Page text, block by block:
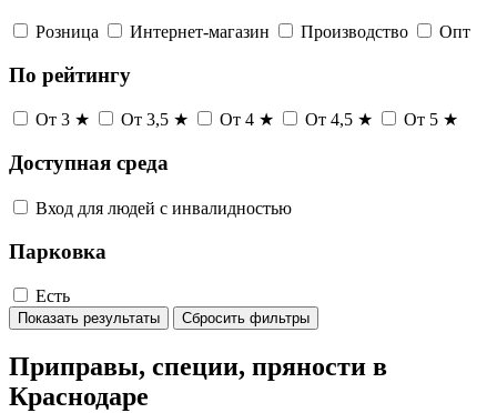
Розница Интернет-магазин Производство Опт
По рейтингу
От 3 ★ От 3,5 ★ От 4 ★ От 4,5 ★ От 5 ★
Доступная среда
Вход для людей с инвалидностью
Парковка
Есть
Показать результаты Сбросить фильтры
Приправы, специи, пряности в
Краснодаре